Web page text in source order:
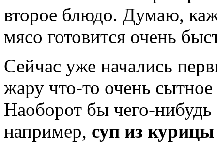
второе блюдо. Думаю,
мясо готовится очень
Сейчас уже начались
жару что-то очень сытное
Наоборот бы чего-нибудь
например, суп из курицы